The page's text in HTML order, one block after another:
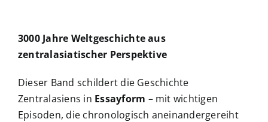
3000 Jahre Weltgeschichte aus
zentralasiatischer Perspektive
Dieser Band schildert die Geschichte
Zentralasiens in Essayform – mit wichtigen
Episoden, die chronologisch aneinandergereiht